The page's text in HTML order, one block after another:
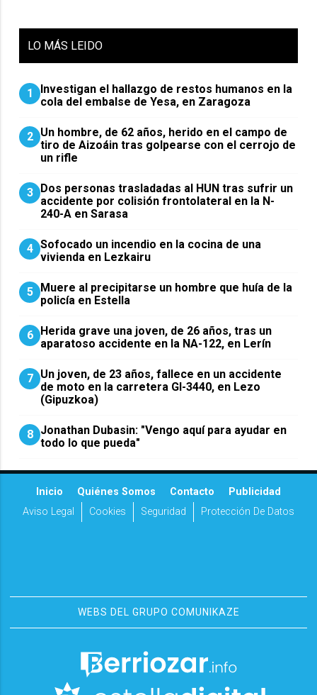
LO MÁS LEIDO
1
Investigan el hallazgo de restos humanos en la
cola del embalse de Yesa, en Zaragoza
2 Un hombre, de 62 años, herido en el campo de
tiro de Aizoáin tras golpearse con el cerrojo de
un rifle
3 ​Dos personas trasladadas al HUN tras sufrir un
accidente por colisión frontolateral en la N-
240-A en Sarasa
4 Sofocado un incendio en la cocina de una
vivienda en Lezkairu
5 Muere al precipitarse un hombre que huía de la
policía en Estella
6 Herida grave una joven, de 26 años, tras un
aparatoso accidente en la NA-122, en Lerín
7 Un joven, de 23 años, fallece en un accidente
de moto en la carretera GI-3440, en Lezo
(Gipuzkoa)
8 Jonathan Dubasin: "Vengo aquí para ayudar en
todo lo que pueda"
Inicio Quiénes Somos Contacto
Publicidad
Aviso Legal
Cookies Seguridad Protección De Datos
WEBS DEL GRUPO COMUNIKAZE